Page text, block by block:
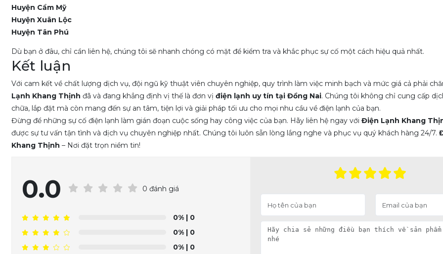
Huyện Cẩm Mỹ
Huyện Xuân Lộc
Huyện Tân Phú
Dù bạn ở đâu, chỉ cần liên hệ, chúng tôi sẽ nhanh chóng có mặt để kiểm tra và khắc phục sự cố một cách hiệu quả nhất.
Kết luận
Với cam kết về chất lượng dịch vụ, đội ngũ kỹ thuật viên chuyên nghiệp, quy trình làm việc minh bạch và mức giá cả phải
Lạnh Khang Thịnh đã và đang khẳng định vị thế là đơn vị điện lạnh uy tín tại Đồng Nai. Chúng tôi không chỉ cung cấp
chữa, lắp đặt mà còn mang đến sự an tâm, tiện lợi và giải pháp tối ưu cho mọi nhu cầu về điện lạnh của bạn.
Đừng để những sự cố điện lạnh làm gián đoạn cuộc sống hay công việc của bạn. Hãy liên hệ ngay với Điện Lạnh Khang
được sự tư vấn tận tình và dịch vụ chuyên nghiệp nhất. Chúng tôi luôn sẵn lòng lắng nghe và phục vụ quý khách hàng 24/7.
Khang Thịnh – Nơi đặt trọn niềm tin!
0.0 0 đánh giá
0%| 0
0%| 0
0%| 0